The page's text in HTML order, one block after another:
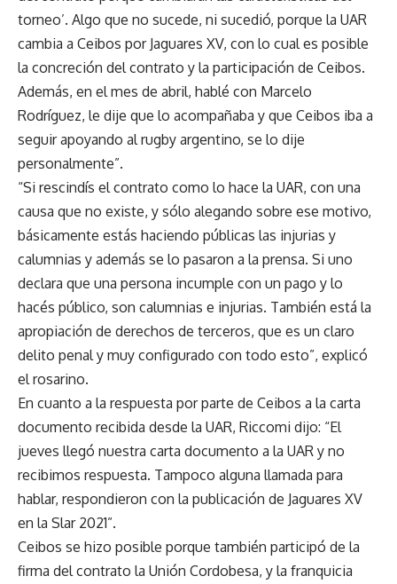
torneo’. Algo que no sucede, ni sucedió, porque la UAR
cambia a Ceibos por Jaguares XV, con lo cual es posible
la concreción del contrato y la participación de Ceibos.
Además, en el mes de abril, hablé con Marcelo
Rodríguez, le dije que lo acompañaba y que Ceibos iba a
seguir apoyando al rugby argentino, se lo dije
personalmente”.
“Si rescindís el contrato como lo hace la UAR, con una
causa que no existe, y sólo alegando sobre ese motivo,
básicamente estás haciendo públicas las injurias y
calumnias y además se lo pasaron a la prensa. Si uno
declara que una persona incumple con un pago y lo
hacés público, son calumnias e injurias. También está la
apropiación de derechos de terceros, que es un claro
delito penal y muy configurado con todo esto”, explicó
el rosarino.
En cuanto a la respuesta por parte de Ceibos a la carta
documento recibida desde la UAR, Riccomi dijo: “El
jueves llegó nuestra carta documento a la UAR y no
recibimos respuesta. Tampoco alguna llamada para
hablar, respondieron con la publicación de Jaguares XV
en la Slar 2021”.
Ceibos se hizo posible porque también participó de la
firma del contrato la Unión Cordobesa, y la franquicia